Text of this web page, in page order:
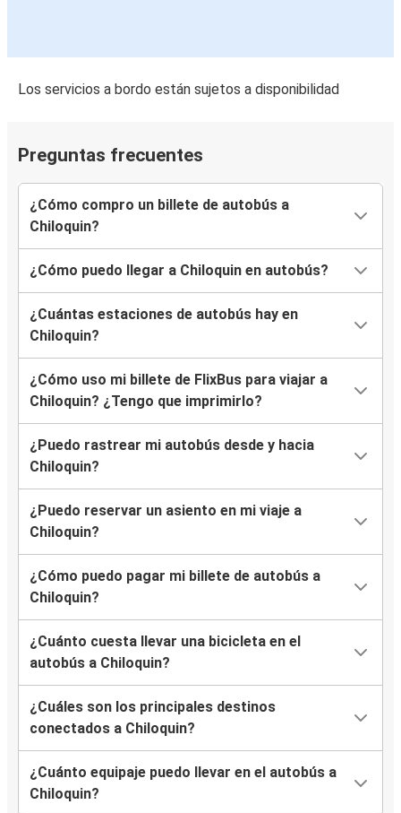
Los servicios a bordo están sujetos a disponibilidad
Preguntas frecuentes
¿Cómo compro un billete de autobús a
Chiloquin?
¿Cómo puedo llegar a Chiloquin en autobús?
¿Cuántas estaciones de autobús hay en
Chiloquin?
¿Cómo uso mi billete de FlixBus para viajar a
Chiloquin? ¿Tengo que imprimirlo?
¿Puedo rastrear mi autobús desde y hacia
Chiloquin?
¿Puedo reservar un asiento en mi viaje a
Chiloquin?
¿Cómo puedo pagar mi billete de autobús a
Chiloquin?
¿Cuánto cuesta llevar una bicicleta en el
autobús a Chiloquin?
¿Cuáles son los principales destinos
conectados a Chiloquin?
¿Cuánto equipaje puedo llevar en el autobús a
Chiloquin?